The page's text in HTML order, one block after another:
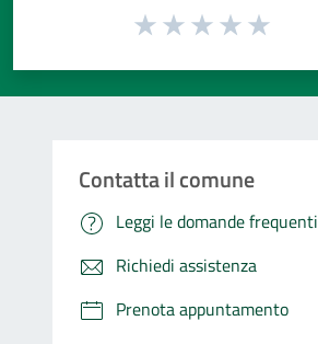
Valuta da 1 a 5 stelle la pagina
Contatta il comune
Leggi le domande frequenti
Richiedi assistenza
Prenota appuntamento